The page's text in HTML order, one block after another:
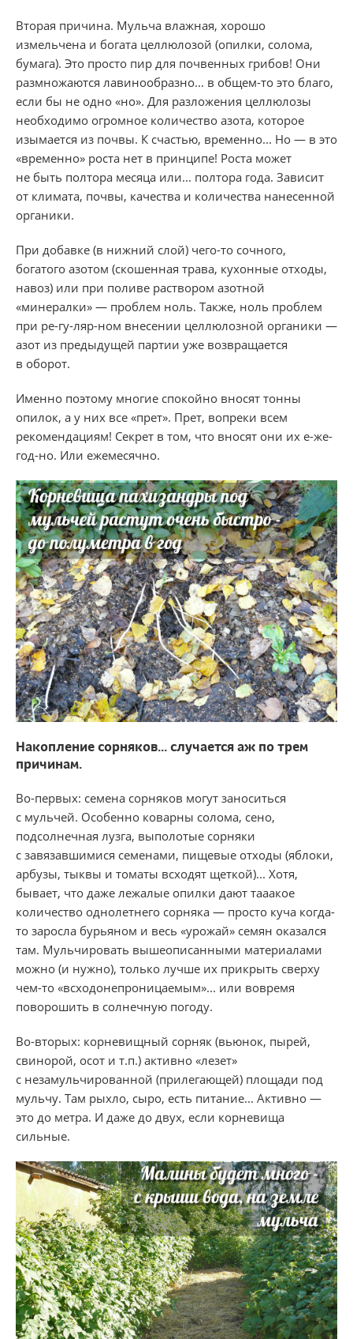
Вторая причина. Мульча влажная, хорошо
измельчена и богата целлюлозой (опилки, солома,
бумага). Это просто пир для почвенных грибов! Они
размножаются лавинообразно... в общем-то это благо,
если бы не одно «но». Для разложения целлюлозы
необходимо огромное количество азота, которое
изымается из почвы. К счастью, временно... Но — в это
«временно» роста нет в принципе! Роста может
не быть полтора месяца или... полтора года. Зависит
от климата, почвы, качества и количества нанесенной
органики.
При добавке (в нижний слой) чего-то сочного,
богатого азотом (скошенная трава, кухонные отходы,
навоз) или при поливе раствором азотной
«минералки» — проблем ноль. Также, ноль проблем
при ре-гу-ляр-ном внесении целлюлозной органики —
азот из предыдущей партии уже возвращается
в оборот.
Именно поэтому многие спокойно вносят тонны
опилок, а у них все «прет». Прет, вопреки всем
рекомендациям! Секрет в том, что вносят они их е-же-
год-но. Или ежемесячно.
Накопление сорняков... ​случается аж по трем
причинам.
Во-первых: семена сорняков могут заноситься
с мульчей. Особенно коварны солома, сено,
подсолнечная лузга, выполотые сорняки
с завязавшимися семенами, пищевые отходы (яблоки,
арбузы, тыквы и томаты всходят щеткой)... Хотя,
бывает, что даже лежалые опилки дают тааакое
количество однолетнего сорняка — просто куча когда-
то заросла бурьяном и весь «урожай» семян оказался
там. Мульчировать вышеописанными материалами
можно (и нужно), только лучше их прикрыть сверху
чем-то «всходонепроницаемым»... или вовремя
поворошить в солнечную погоду.
Во-вторых: корневищный сорняк (вьюнок, пырей,
свинорой, осот и т.п.) активно «лезет»
с незамульчированной (прилегающей) площади под
мульчу. Там рыхло, сыро, есть питание... Активно —
это до метра. И даже до двух, если корневища
сильные.